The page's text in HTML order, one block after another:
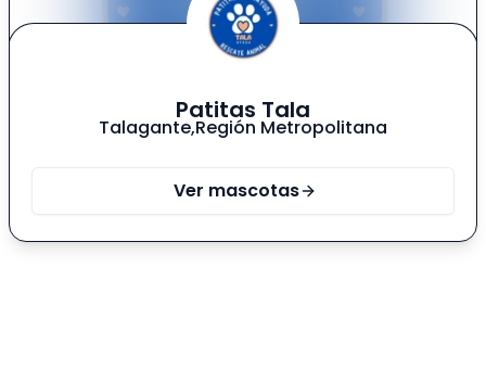
Patitas Tala
Talagante,Región Metropolitana
Ver mascotas